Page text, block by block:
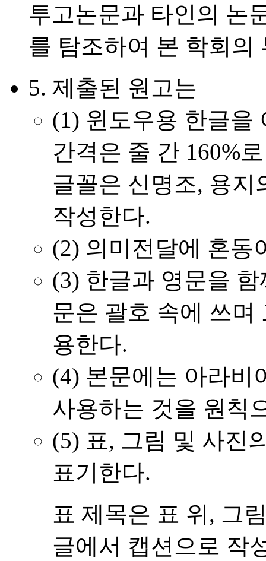
투고논문과 타인의 논
를 탐조하여 본 학회의
5. 제출된 원고는
(1) 윈도우용 한글을
간격은 줄 간 160%
글꼴은 신명조, 용지
작성한다.
(2) 의미전달에 혼동
(3) 한글과 영문을
문은 괄호 속에 쓰며
용한다.
(4) 본문에는 아라비
사용하는 것을 원칙
(5) 표, 그림 및 사진
표기한다.
표 제목은 표 위, 그
글에서 캡션으로 작